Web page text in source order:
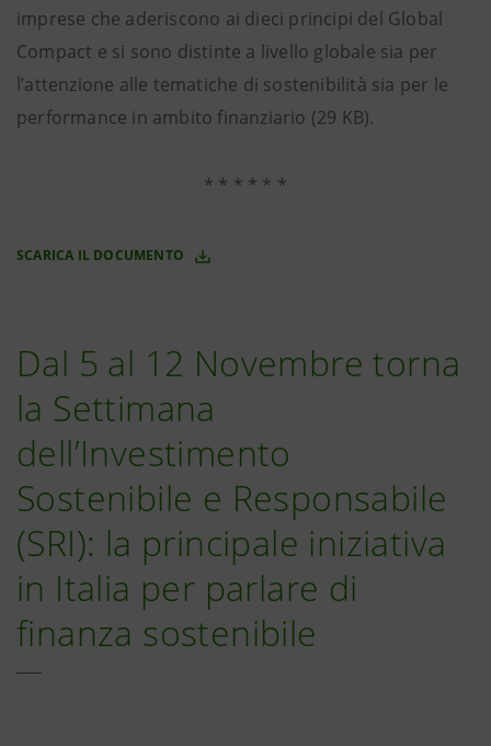
imprese che aderiscono ai dieci principi del Global
Compact e si sono distinte a livello globale sia per
l’attenzione alle tematiche di sostenibilità sia per le
performance in ambito finanziario (29 KB).
* * * * * *
SCARICA IL DOCUMENTO
Dal 5 al 12 Novembre torna
la Settimana
dell’Investimento
Sostenibile e Responsabile
(SRI): la principale iniziativa
in Italia per parlare di
finanza sostenibile